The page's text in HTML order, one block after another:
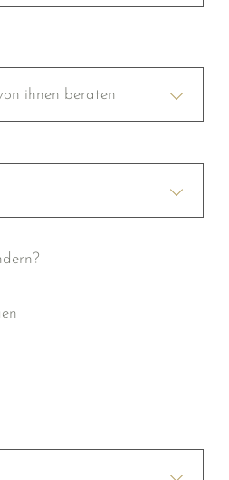
ihnen beraten